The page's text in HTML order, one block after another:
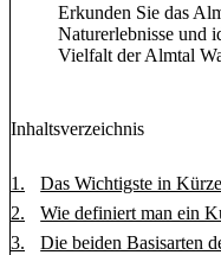
Erkunden Sie das
Naturerlebnisse und
Vielfalt der Almtal
Inhaltsverzeichnis
Das Wichtigste in Kürze
Wie definiert man ein
Die beiden Basisarten